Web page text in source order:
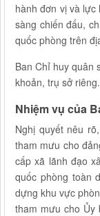
hành đơn vị và
sàng chiến đấu,
quốc phòng trên
Ban Chỉ huy quân
khoản, trụ sở riêng.
Nhiệm vụ của
Nghị quyết nêu
tham mưu cho
cấp xã lãnh đạo
quốc phòng toàn
dựng khu vực
tham mưu cho Ủy